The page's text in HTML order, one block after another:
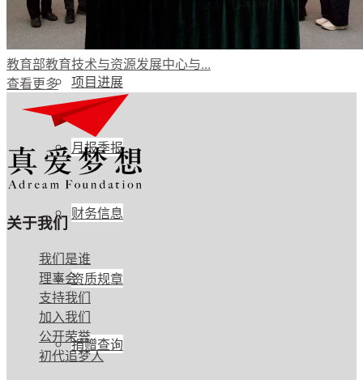
年度报告
项目进展
月报季报
财务信息
资质规章
捐赠查询
教育部教育技术与资源发展中心与...
查看更多
关于我们
我们是谁
理事会
支持我们
加入我们
公开荣誉
初代追梦人